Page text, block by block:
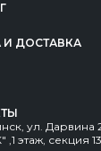
И ДОСТАВКА
ул. Дарвина
этаж, секция